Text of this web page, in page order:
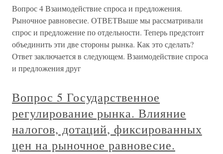
Вопрос 4 Взаимодействие спроса и предложения.
Рыночное равновесие. ОТВЕТВыше мы рассматривали
спрос и предложение по отдельности. Теперь предстоит
объединить эти две стороны рынка. Как это сделать?
Ответ заключается в следующем. Взаимодействие спроса
и предложения друг
Вопрос 5 Государственное
регулирование рынка. Влияние
налогов, дотаций, фиксированных
цен на рыночное равновесие.